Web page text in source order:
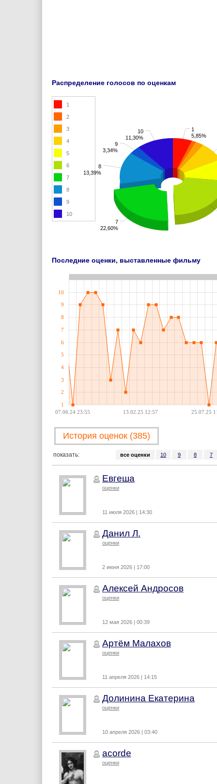
Распределение голосов по оценкам
10
11,30%
9
3,34%
8
13,39%
1
5,85%
7
22,60%
1
2
3
4
5
6
7
8
9
10
Последние оценки, выставленные фильму
07.06.24 23:55 13.02.25 12:57 25.07.25
1
2
3
4
5
6
7
8
9
10
История оценок (385)
показать: все оценки 10 9 8 7
Евгеша
оценки
11 июля 2026 | 14:30
Данил Л.
оценки
2 июня 2026 | 17:00
Алексей Андросов
оценки
12 мая 2026 | 00:39
Артём Малахов
оценки
11 апреля 2026 | 14:15
Долинина Екатерина
оценки
10 апреля 2026 | 03:40
acorde
оценки